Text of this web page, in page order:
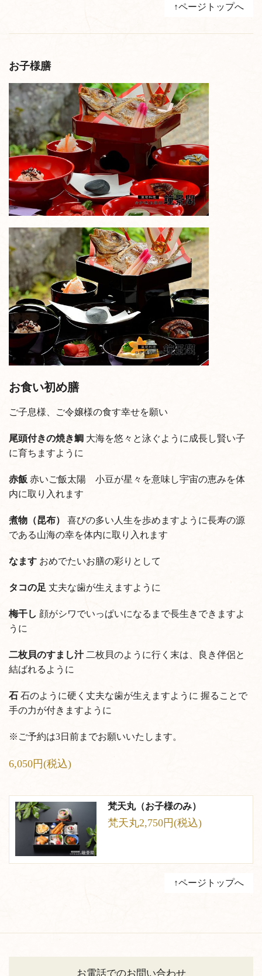
↑ページトップへ
お子様膳
お食い初め膳
ご子息様、ご令嬢様の食す幸せを願い
尾頭付きの焼き鯛 大海を悠々と泳ぐように成長し賢い子
に育ちますように
赤飯 赤いご飯太陽 小豆が星々を意味し宇宙の恵みを体
内に取り入れます
煮物（昆布）
喜びの多い人生を歩めますように長寿の源
である山海の幸を体内に取り入れます
なます おめでたいお膳の彩りとして
タコの足 丈夫な歯が生えますように
梅干し 顔がシワでいっぱいになるまで長生きできますよ
うに
二枚貝のすまし汁二枚貝のように行く末は、良き伴侶と
結ばれるように
石 石のように硬く丈夫な歯が生えますように 握ることで
手の力が付きますように
※ご予約は3日前までお願いいたします。
6,050円(税込)
梵天丸（お子様のみ）
梵天丸2,750円(税込)
↑ページトップへ
お電話でのお問い合わせ